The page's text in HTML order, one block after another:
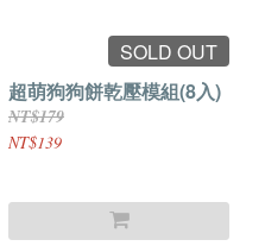
SOLD OUT
超萌狗狗餅乾壓模組(8入)
NT$179
NT$139